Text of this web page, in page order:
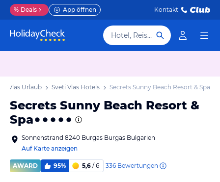
% Deals App öffnen Kontakt
Hotel, Reiseziel
Vlas Urlaub Sveti Vlas Hotels Secrets Sunny Beach Resort & Spa
Secrets Sunny Beach Resort &
Spa
Sonnenstrand 8240 Burgas Burgas Bulgarien
Auf Karte anzeigen
AWARD 95% 5,6 / 6 336 Bewertungen